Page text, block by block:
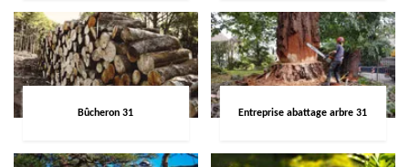
Bûcheron 31 Entreprise abattage arbre 31